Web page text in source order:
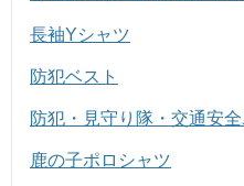
長袖Yシャツ
防犯ベスト
防犯・見守り隊・交通安
鹿の子ポロシャツ